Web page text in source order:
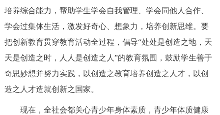
培养综合能力，帮助学生学会自我管理、学会同他人合作、
学会过集体生活，激发好奇心、想象力，培养创新思维。要
把创新教育贯穿教育活动全过程，倡导“处处是创造之地，天
天是创造之时，人人是创造之人”的教育氛围，鼓励学生善于
奇思妙想并努力实践，以创造之教育培养创造之人才，以创
造之人才造就创新之国家。
现在，全社会都关心青少年身体素质，青少年体质健康